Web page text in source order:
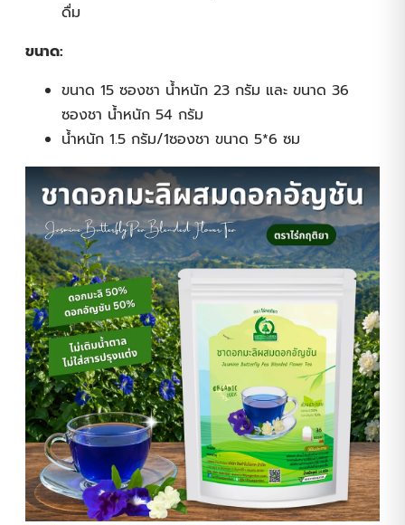
ดื่ม
ขนาด:
ขนาด 15 ซองชา น้ำหนัก 23 กรัม และ ขนาด 36
ซองชา น้ำหนัก 54 กรัม
น้ำหนัก 1.5 กรัม/1ซองชา ขนาด 5*6 ซม